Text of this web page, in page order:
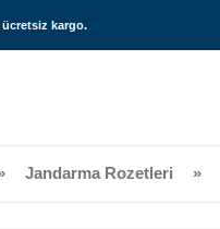
ücretsiz kargo.
Jandarma Rozetleri